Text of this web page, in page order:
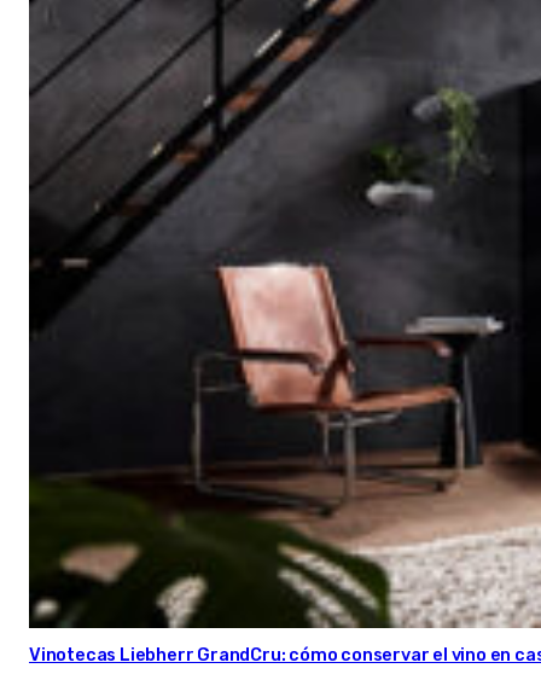
Vinotecas Liebherr GrandCru: cómo conservar el vino en